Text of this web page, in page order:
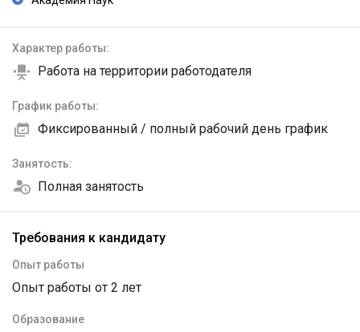
Характер работы:
Работа на территории работодателя
График работы:
Фиксированный / полный рабочий день график
Занятость:
Полная занятость
Требования к кандидату
Опыт работы
Опыт работы от 2 лет
Образование